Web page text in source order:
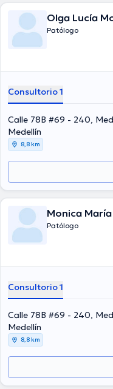
Olga Lucía
Patólogo
Consultorio 1
Calle 78B #69 - 240,
Medellín
8,8 km
Monica
Patólogo
Consultorio 1
Calle 78B #69 - 240,
Medellín
8,8 km